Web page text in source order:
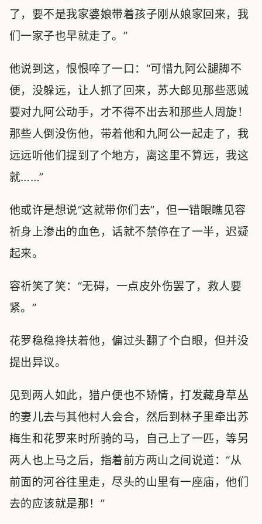
了，要不是我家婆娘带着孩子刚从娘家回来，我
们一家子也早就走了。”
他说到这，恨恨啐了一口：“可惜九阿公腿脚不
便，没躲远，让人抓了回来，苏大郎见那些恶贼
要对九阿公动手，才不得不出去和那些人周旋！
那些人倒没伤他，带着他和九阿公一起走了，我
远远听他们提到了个地方，离这里不算远，我这
就……”
他或许是想说“这就带你们去”，但一错眼瞧见容
祈身上渗出的血色，话就不禁停在了一半，迟疑
起来。
容祈笑了笑：“无碍，一点皮外伤罢了，救人要
紧。”
花罗稳稳搀扶着他，偏过头翻了个白眼，但并没
提出异议。
见到两人如此，猎户便也不矫情，打发藏身草丛
的妻儿去与其他村人会合，然后到林子里牵出苏
梅生和花罗来时所骑的马，自己上了一匹，等另
两人也上马之后，指着前方两山之间说道：“从
前面的河谷往里走，尽头的山里有一座庙，他们
去的应该就是那！”